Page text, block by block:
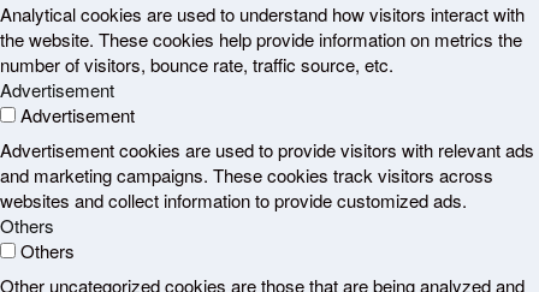
Analytical cookies are used to understand how visitors interact with
the website. These cookies help provide information on metrics the
number of visitors, bounce rate, traffic source, etc.
Advertisement
Advertisement
Advertisement cookies are used to provide visitors with relevant ads
and marketing campaigns. These cookies track visitors across
websites and collect information to provide customized ads.
Others
Others
Other uncategorized cookies are those that are being analyzed and